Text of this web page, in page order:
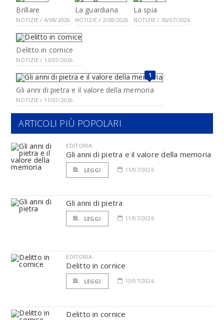
Brillare
NOTIZIE / 4/08/2026
La guardiana
NOTIZIE / 2/08/2026
La spia
NOTIZIE / 30/07/2026
Delitto in cornice
NOTIZIE / 13/07/2026
1
Gli anni di pietra e il valore della memoria
NOTIZIE / 11/07/2026
ARTICOLI PIÙ POPOLARI
EDITORIA
Gli anni di pietra e il valore della memoria
LEGGI 11/07/2026
Gli anni di pietra
LEGGI 11/07/2026
EDITORIA
Delitto in cornice
LEGGI 13/07/2026
Delitto in cornice